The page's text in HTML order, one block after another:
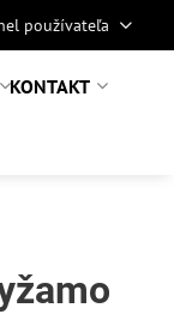
používateľa
KONTAKT